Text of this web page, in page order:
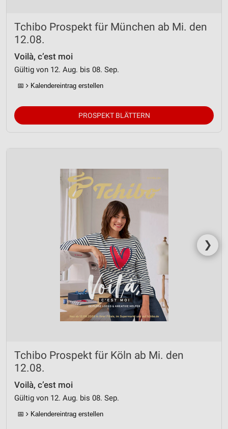
Tchibo Prospekt für München ab Mi. den
12.08.
Voilà, c’est moi
Gültig von 12. Aug. bis 08. Sep.
📅 Kalendereintrag erstellen
PROSPEKT BLÄTTERN
❯
Tchibo Prospekt für Köln ab Mi. den
12.08.
Voilà, c’est moi
Gültig von 12. Aug. bis 08. Sep.
📅 Kalendereintrag erstellen